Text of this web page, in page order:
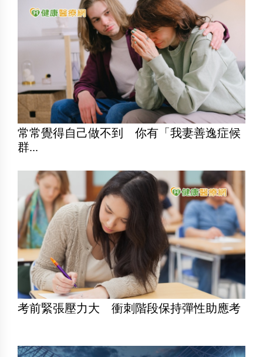
常常覺得自己做不到 你有「我妻善逸症候
群...
考前緊張壓力大 衝刺階段保持彈性助應考